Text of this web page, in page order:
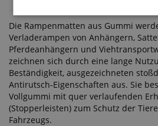
Die Rampenmatten aus Gummi
Verladerampen von Anhängern,
Pferdeanhängern und
zeichnen sich durch eine lange
Beständigkeit, ausgezeichneten
Antirutsch-Eigenschaften aus. Sie
Vollgummi mit quer verlaufenden
(Stopperleisten) zum Schutz der
Fahrzeugs.